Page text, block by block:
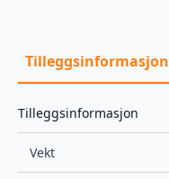
Tilleggsinformasjon
Tilleggsinformasjon
Vekt